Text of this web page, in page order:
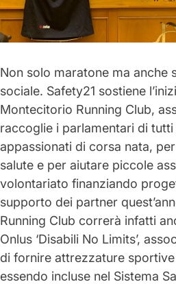
Non solo maratone ma anche
sociale. Safety21 sostiene
Montecitorio Running Club,
raccoglie i parlamentari di
appassionati di corsa nata,
salute e per aiutare piccole
volontariato finanziando
supporto dei partner
Running Club correrà infatti
Onlus ‘Disabili No Limits’,
di fornire attrezzature
essendo incluse nel Sistema